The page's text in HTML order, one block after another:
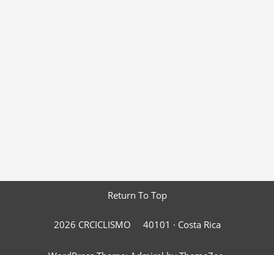
Return To Top
2026 CRCICLISMO 40101 · Costa Rica